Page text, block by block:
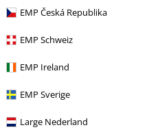
EMP Česká Republika
EMP Schweiz
EMP Ireland
EMP Sverige
Large Nederland
Topy